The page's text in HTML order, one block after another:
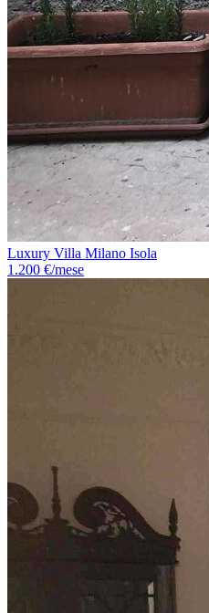
Luxury Villa Milano Isola
1.200 €/mese